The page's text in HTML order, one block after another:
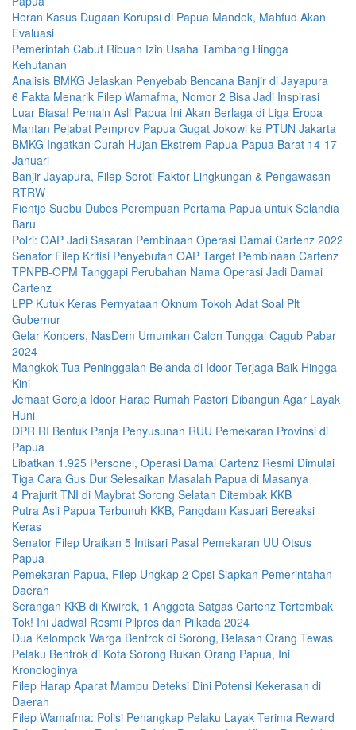
Heran Kasus Dugaan Korupsi di Papua Mandek, Mahfud Akan
Evaluasi
Pemerintah Cabut Ribuan Izin Usaha Tambang Hingga
Kehutanan
Analisis BMKG Jelaskan Penyebab Bencana Banjir di Jayapura
6 Fakta Menarik Filep Wamafma, Nomor 2 Bisa Jadi Inspirasi
Luar Biasa! Pemain Asli Papua Ini Akan Berlaga di Liga Eropa
Mantan Pejabat Pemprov Papua Gugat Jokowi ke PTUN Jakarta
BMKG Ingatkan Curah Hujan Ekstrem Papua-Papua Barat 14-17
Januari
Banjir Jayapura, Filep Soroti Faktor Lingkungan & Pengawasan
RTRW
Fientje Suebu Dubes Perempuan Pertama Papua untuk Selandia
Baru
Polri: OAP Jadi Sasaran Pembinaan Operasi Damai Cartenz 2022
Senator Filep Kritisi Penyebutan OAP Target Pembinaan Cartenz
TPNPB-OPM Tanggapi Perubahan Nama Operasi Jadi Damai
Cartenz
LPP Kutuk Keras Pernyataan Oknum Tokoh Adat Soal Plt
Gubernur
Gelar Konpers, NasDem Umumkan Calon Tunggal Cagub Pabar
2024
Mangkok Tua Peninggalan Belanda di Idoor Terjaga Baik Hingga
Kini
Jemaat Gereja Idoor Harap Rumah Pastori Dibangun Agar Layak
Huni
DPR RI Bentuk Panja Penyusunan RUU Pemekaran Provinsi di
Papua
Libatkan 1.925 Personel, Operasi Damai Cartenz Resmi Dimulai
Tiga Cara Gus Dur Selesaikan Masalah Papua di Masanya
4 Prajurit TNI di Maybrat Sorong Selatan Ditembak KKB
Putra Asli Papua Terbunuh KKB, Pangdam Kasuari Bereaksi
Keras
Senator Filep Uraikan 5 Intisari Pasal Pemekaran UU Otsus
Papua
Pemekaran Papua, Filep Ungkap 2 Opsi Siapkan Pemerintahan
Daerah
Serangan KKB di Kiwirok, 1 Anggota Satgas Cartenz Tertembak
Tok! Ini Jadwal Resmi Pilpres dan Pilkada 2024
Dua Kelompok Warga Bentrok di Sorong, Belasan Orang Tewas
Pelaku Bentrok di Kota Sorong Bukan Orang Papua, Ini
Kronologinya
Filep Harap Aparat Mampu Deteksi Dini Potensi Kekerasan di
Daerah
Filep Wamafma: Polisi Penangkap Pelaku Layak Terima Reward